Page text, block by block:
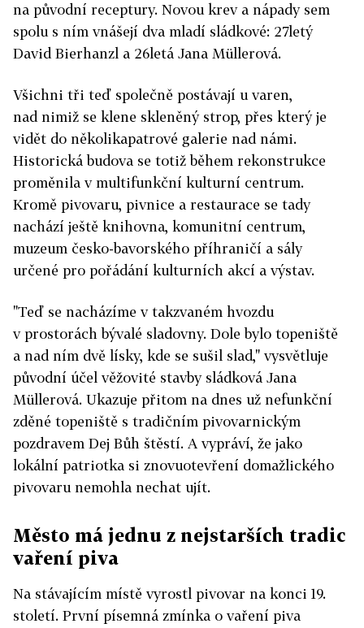
na původní receptury. Novou krev a nápady sem
spolu s ním vnášejí dva mladí sládkové: 27letý
David Bierhanzl a 26letá Jana Müllerová.
Všichni tři teď společně postávají u varen,
nad nimiž se klene skleněný strop, přes který je
vidět do několikapatrové galerie nad námi.
Historická budova se totiž během rekonstrukce
proměnila v multifunkční kulturní centrum.
Kromě pivovaru, pivnice a restaurace se tady
nachází ještě knihovna, komunitní centrum,
muzeum česko-bavorského příhraničí a sály
určené pro pořádání kulturních akcí a výstav.
"Teď se nacházíme v takzvaném hvozdu
v prostorách bývalé sladovny. Dole bylo topeniště
a nad ním dvě lísky, kde se sušil slad," vysvětluje
původní účel věžovité stavby sládková Jana
Müllerová. Ukazuje přitom na dnes už nefunkční
zděné topeniště s tradičním pivovarnickým
pozdravem Dej Bůh štěstí. A vypráví, že jako
lokální patriotka si znovuotevření domažlického
pivovaru nemohla nechat ujít.
Město má jednu z nejstarších tradic
vaření piva
Na stávajícím místě vyrostl pivovar na konci 19.
století. První písemná zmínka o vaření piva